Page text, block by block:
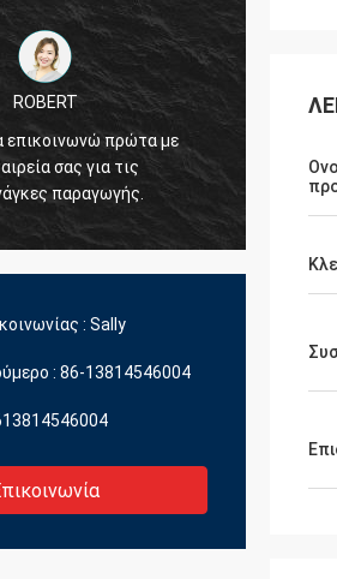
kevin
να σας ευχαριστήσω για τα παιδιά
πολύ ευγενικά και χρήσιμα για
: Sally
: 86-13814546004